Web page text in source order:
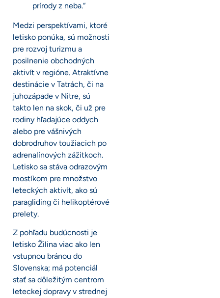
prírody z neba.“
Medzi perspektívami, ktoré
letisko ponúka, sú možnosti
pre rozvoj turizmu a
posilnenie obchodných
aktivít v regióne. Atraktívne
destinácie v Tatrách, či na
juhozápade v Nitre, sú
takto len na skok, či už pre
rodiny hľadajúce oddych
alebo pre vášnivých
dobrodruhov toužiacich po
adrenalínových zážitkoch.
Letisko sa stáva odrazovým
mostíkom pre množstvo
leteckých aktivít, ako sú
paragliding či helikoptérové
prelety.
Z pohľadu budúcnosti je
letisko Žilina viac ako len
vstupnou bránou do
Slovenska; má potenciál
stať sa dôležitým centrom
leteckej dopravy v strednej